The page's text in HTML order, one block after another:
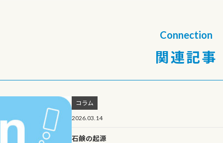
Connection
関連記事
コラム
2026.03.14
石鹸の起源